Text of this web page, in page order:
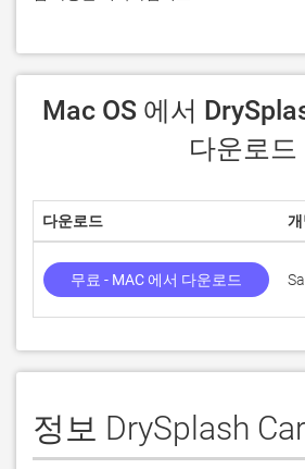
다운로드
다운로드
무료 - MAC 에서 다운로드
정보 DrySplash